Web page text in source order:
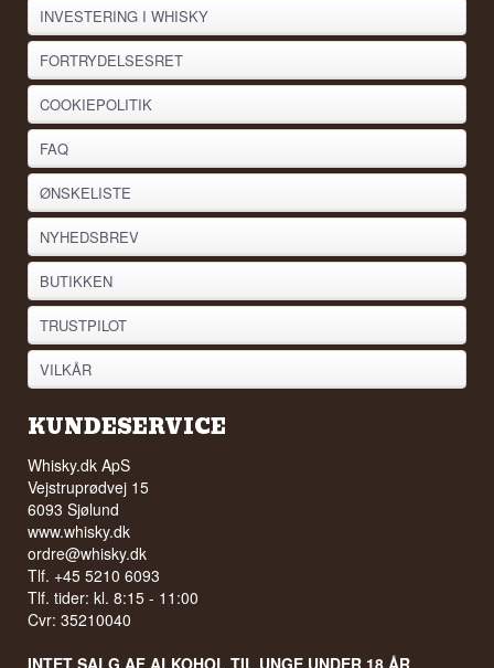
INVESTERING I WHISKY
FORTRYDELSESRET
COOKIEPOLITIK
FAQ
ØNSKELISTE
NYHEDSBREV
BUTIKKEN
TRUSTPILOT
VILKÅR
KUNDESERVICE
Whisky.dk ApS
Vejstruprødvej 15
6093 Sjølund
www.whisky.dk
ordre@whisky.dk
Tlf. +45 5210 6093
Tlf. tider: kl. 8:15 - 11:00
Cvr: 35210040